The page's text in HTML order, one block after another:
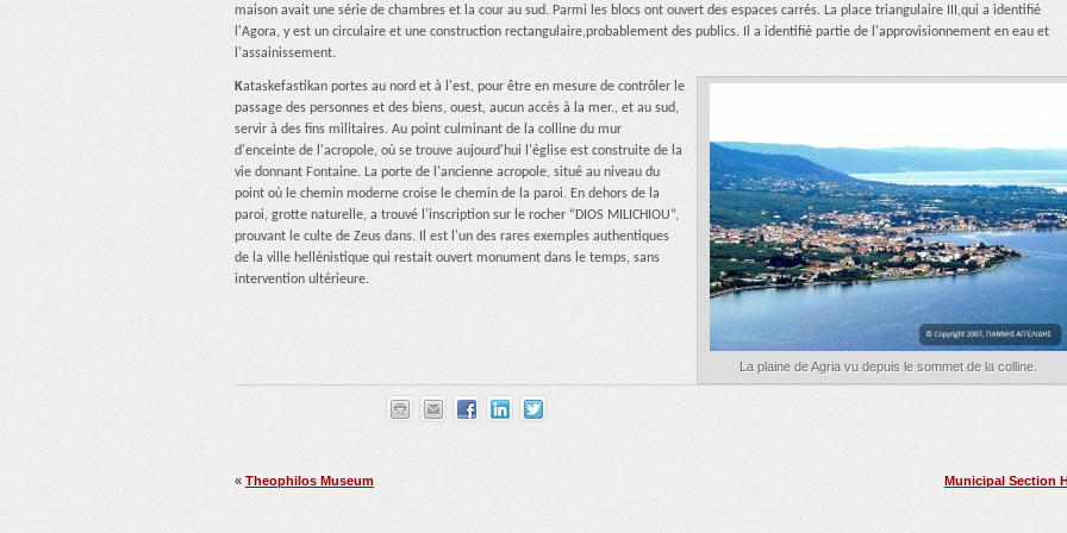
maison avait une série de chambres et la cour au sud. Parmi les blocs ont ouvert des espaces carrés. La place triangulaire III,qui a identifié
l'Agora, y est un circulaire et une construction rectangulaire,probablement des publics. Il a identifié partie de l'approvisionnement en eau et
l'assainissement.
La plaine de Agria vu depuis le sommet de la colline.
Kataskefastikan portes au nord et à l'est, pour être en mesure de contrôler le
passage des personnes et des biens, ouest, aucun accès à la mer., et au sud,
servir à des fins militaires. Au point culminant de la colline du mur
d'enceinte de l'acropole, où se trouve aujourd'hui l'église est construite de la
vie donnant Fontaine. La porte de l'ancienne acropole, situé au niveau du
point où le chemin moderne croise le chemin de la paroi. En dehors de la
paroi, grotte naturelle, a trouvé l'inscription sur le rocher “DIOS MILICHIOU”,
prouvant le culte de Zeus dans. Il est l'un des rares exemples authentiques
de la ville hellénistique qui restait ouvert monument dans le temps, sans
intervention ultérieure.
« Theophilos Museum Municipal Section